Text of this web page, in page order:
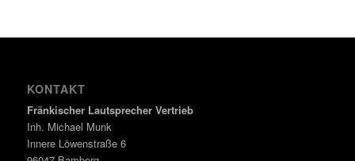
KONTAKT
Fränkischer Lautsprecher Vertrieb
Inh. Michael Munk
Innere Löwenstraße 6